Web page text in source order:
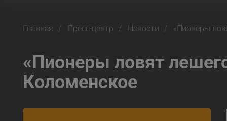
Главная Пресс-центр Новости «Пионеры
«Пионеры ловят
Коломенское